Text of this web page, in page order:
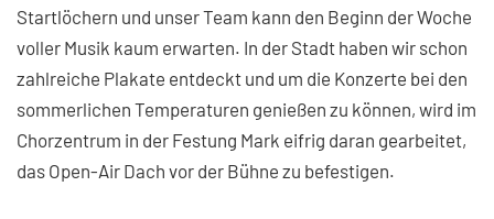
Startlöchern und unser Team kann den Beginn der Woche
voller Musik kaum erwarten. In der Stadt haben wir schon
zahlreiche Plakate entdeckt und um die Konzerte bei den
sommerlichen Temperaturen genießen zu können, wird im
Chorzentrum in der Festung Mark eifrig daran gearbeitet,
das Open-Air Dach vor der Bühne zu befestigen.